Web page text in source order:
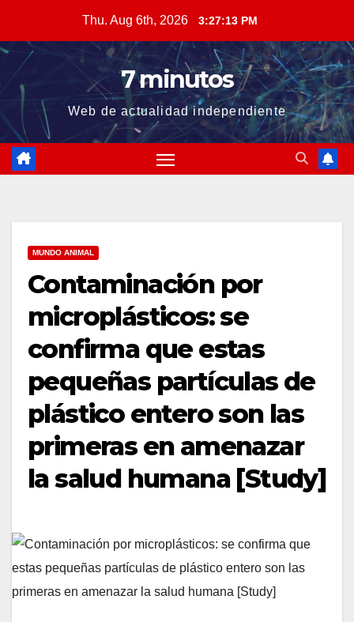
content
Thu. Aug 6th, 2026 3:27:14 PM
7 minutos
Web de actualidad independiente
MUNDO ANIMAL
Contaminación por
microplásticos: se
confirma que estas
pequeñas partículas de
plástico entero son las
primeras en amenazar
la salud humana [Study]